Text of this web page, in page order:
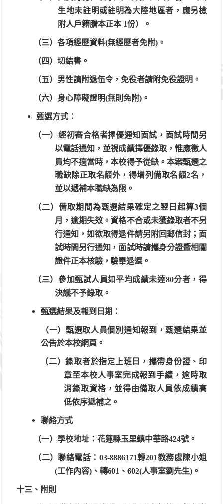
生地未註明或註明為大陸地區者，應另檢
附人戶籍謄本正本 1份）。
（三）各項經歷資料(無經歷者免附)。
（四）切結書。
（五）男性請附退伍令，免役者請附免役證明。
（六）身心障礙證明(無則免附)。
甄選方式：
（一）經初審合格者擇優通知面試，面試時間另
以電話通知，並視成績擇優錄取，惟應徵人
員均不適當時，本校得予從缺。本案甄選之
職缺除正取名額外，得增列備取名額2名，
並以遞補本職缺為限。
（二）備取期間為甄選結果確定之翌日起算3個
月，逾期失效。資格不合或未獲錄取者不另
行通知，如欲取得退件請另附回郵信封；面
試時間另行通知，面試時請攜身分證暨相關
證件正本核驗，驗畢退還。
（三）參加甄試人員如平均成績未達80分者，得
決議不予錄取。
甄選結果及報到日期：
（一）甄選取人員個別通知報到，甄選結果並
公告於本校網頁。
（二）錄取者於指定上班日，攜帶身份證、印
章至本校人事室完成報到手續，逾時取
消錄取資格，並得由備取人員依成績高
低依序遞補之。
聯絡方式
（一）學校地址：花蓮縣玉里鎮中華路424號。
（二）聯絡電話：03-8886171轉201教務處陳小姐
(工作內容)、轉601、602(人事室劉先生)。
十三、附則